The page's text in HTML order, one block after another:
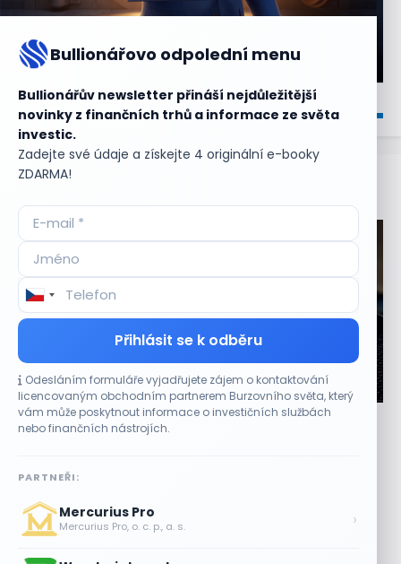
Bullionářovo odpolední menu
Bullionářův newsletter přináší nejdůležitější
novinky z finančních trhů a informace ze světa
investic.
Zadejte své údaje a získejte 4 originální e-booky
ZDARMA!
Přihlásit se k odběru
Odesláním formuláře vyjadřujete zájem o kontaktování
licencovaným obchodním partnerem Burzovního světa, který
vám může poskytnout informace o investičních službách
nebo finančních nástrojích.
PARTNEŘI:
Mercurius Pro
Mercurius Pro, o. c. p., a. s. ›
Aktuální
CO HÝBE TRHEM
Výsledky společností jsou silné. Proč to akciový
trh zatím neoceňuje?
sezona amerických společností přinesla převážně lepší
čísla, než očekávali analytici. Reakce trhu však...